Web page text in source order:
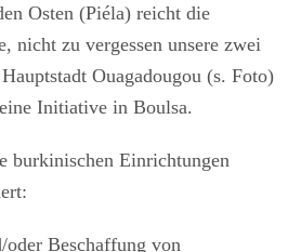
Osten (Piéla) reicht die
nicht zu vergessen unsere zwei
Ouagadougou (s. Foto)
Initiative in Boulsa.
burkinischen Einrichtungen
oder Beschaffung von